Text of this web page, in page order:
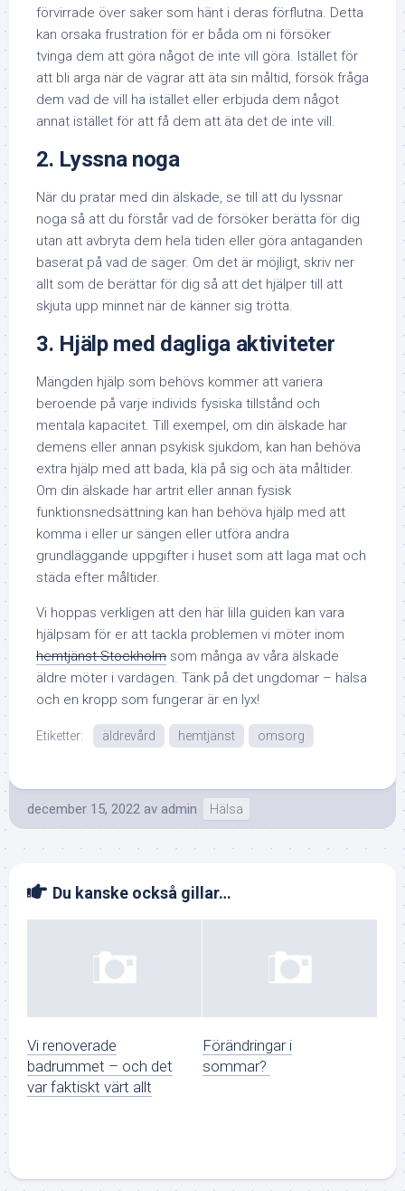
förvirrade över saker som hänt i deras förflutna. Detta
kan orsaka frustration för er båda om ni försöker
tvinga dem att göra något de inte vill göra. Istället för
att bli arga när de vägrar att äta sin måltid, försök fråga
dem vad de vill ha istället eller erbjuda dem något
annat istället för att få dem att äta det de inte vill.
2. Lyssna noga
När du pratar med din älskade, se till att du lyssnar
noga så att du förstår vad de försöker berätta för dig
utan att avbryta dem hela tiden eller göra antaganden
baserat på vad de säger. Om det är möjligt, skriv ner
allt som de berättar för dig så att det hjälper till att
skjuta upp minnet när de känner sig trötta.
3. Hjälp med dagliga aktiviteter
Mängden hjälp som behövs kommer att variera
beroende på varje individs fysiska tillstånd och
mentala kapacitet. Till exempel, om din älskade har
demens eller annan psykisk sjukdom, kan han behöva
extra hjälp med att bada, klä på sig och äta måltider.
Om din älskade har artrit eller annan fysisk
funktionsnedsättning kan han behöva hjälp med att
komma i eller ur sängen eller utföra andra
grundläggande uppgifter i huset som att laga mat och
städa efter måltider.
Vi hoppas verkligen att den här lilla guiden kan vara
hjälpsam för er att tackla problemen vi möter inom
hemtjänst Stockholm som många av våra älskade
äldre möter i vardagen. Tänk på det ungdomar – hälsa
och en kropp som fungerar är en lyx!
Etiketter: äldrevård hemtjänst omsorg
december 15, 2022 av admin Hälsa
Du kanske också gillar…
Vi renoverade
badrummet – och det
var faktiskt värt allt
Förändringar i
sommar?